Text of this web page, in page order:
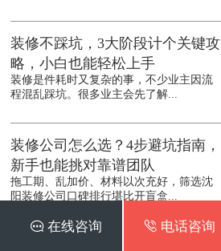
装修不踩坑，3大阶段计个关键攻
略，小白也能轻松上手
装修是件耗时又复杂的事，不少业主因流
程混乱踩坑。很多业主会先了解...
装修公司怎么选？4步避坑指南，
新手也能挑对靠谱团队
拖工期、乱加价、材料以次充好，筛选沈
阳装修公司口碑排行堪比开盲盒...
 在线咨询  电话咨询